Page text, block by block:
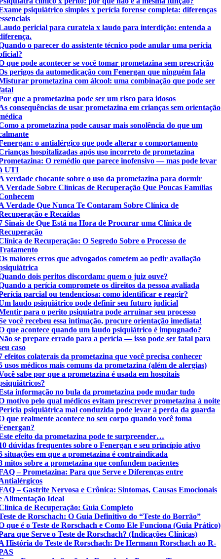
psiquiátrico simples x perícia forense completa: diferenças
pericial para curatela x laudo para interdição: entenda a
o parecer do assistente técnico pode anular uma perícia
que pode acontecer se você tomar prometazina sem prescrição
perigos da automedicação com Fenergan que ninguém fala
prometazina com álcool: uma combinação que pode ser
que a prometazina pode ser um risco para idosos
consequências de usar prometazina em crianças sem orientação
a prometazina pode causar mais sonolência do que um
o antialérgico que pode alterar o comportamento
hospitalizadas após uso incorreto de prometazina
O remédio que parece inofensivo — mas pode levar
UTI
verdade chocante sobre o uso da prometazina para dormir
Verdade Sobre Clínicas de Recuperação Que Poucas Famílias
Verdade Que Nunca Te Contaram Sobre Clínica de
e Recaídas
Sinais de Que Está na Hora de Procurar uma Clínica de
de Recuperação: O Segredo Sobre o Processo de
maiores erros que advogados cometem ao pedir avaliação
dois peritos discordam: quem o juiz ouve?
a perícia compromete os direitos da pessoa avaliada
parcial ou tendenciosa: como identificar e reagir?
laudo psiquiátrico pode definir seu futuro judicial
para o perito psiquiatra pode arruinar seu processo
você recebeu essa intimação, procure orientação imediata!
que acontece quando um laudo psiquiátrico é impugnado?
se prepare errado para a perícia — isso pode ser fatal para
caso
efeitos colaterais da prometazina que você precisa conhecer
usos médicos mais comuns da prometazina (além de alergias)
sabe por que a prometazina é usada em hospitais
informação no bula da prometazina pode mudar tudo
motivo pelo qual médicos evitam prescrever prometazina à noite
psiquiátrica mal conduzida pode levar à perda da guarda
que realmente acontece no seu corpo quando você toma
efeito da prometazina pode te surpreender…
dúvidas frequentes sobre o Fenergan e seu princípio ativo
situações em que a prometazina é contraindicada
mitos sobre a prometazina que confundem pacientes
– Prometazina: Para que Serve e Diferenças entre
– Gastrite Nervosa e Crônica: Sintomas, Causas Emocionais
Alimentação Ideal
de Recuperação: Guia Completo
de Rorschach: O Guia Definitivo do “Teste do Borrão”
que é o Teste de Rorschach e Como Ele Funciona (Guia Prático)
que Serve o Teste de Rorschach? (Indicações Clínicas)
História do Teste de Rorschach: De Hermann Rorschach ao R-